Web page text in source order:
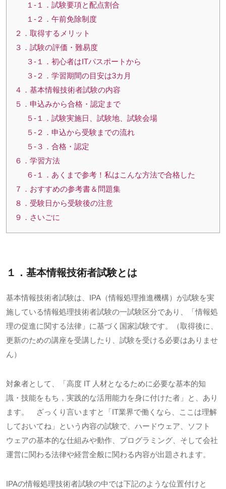
１-１．試験要項と配点割合
１-２．午前免除制度
２．取得するメリット
３．試験の評価・難易度
３-１．初心者はITパスポートから
３-２．学習期間の目安は3カ月
４．基本情報技術者試験の内容
５．申込みから合格・認定まで
５-１．試験実施日、試験地、試験会場
５-２．申込から受験までの流れ
５-３．合格・認定
６．学習方法
６-１．あくまで参考！私はこんな方法で合格した
７．おすすめの参考書＆問題集
８．受験日から受験後の注意
９．さいごに
１．基本情報技術者試験とは
基本情報技術者試験は、 IPA （情報処理推進機構）が試験を実
施している情報処理技術者試験の一試験区分であり、「情報処
理の促進に関する法律」に基づく国家試験です。（取得後に、
更新のための講座を受講したり、試験を受ける必要はありませ
ん）
対象者として、「高度 IT 人材となるために必要な基本的知
識・技能をもち，実践的な活用能力を身に付けた者」と、あり
ます。 ざっくり言いますと「 IT業界で働くなら、ここは理解
しておいてね」という内容の試験で、ハードウェア、ソフト
ウェアの基本的な仕組みや動作、プログラミング、そして会社
運営に関わる法律や経営全般に関わる内容が出題されます。
IPAの情報処理技術者試験の中では下記のような位置付けと